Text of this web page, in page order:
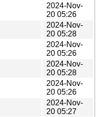
2024-Nov-
20 05:26
2024-Nov-
20 05:28
2024-Nov-
20 05:26
2024-Nov-
20 05:28
2024-Nov-
20 05:26
2024-Nov-
20 05:27